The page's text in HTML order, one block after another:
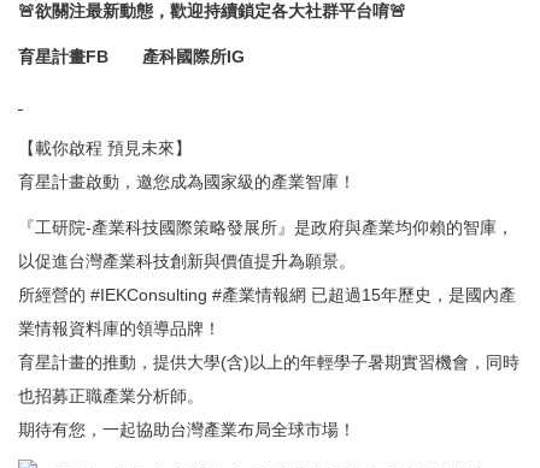
🚨欲關注最新動態，歡迎持續鎖定各大社群平台唷🚨
育星計畫FB 產科國際所IG
【載你啟程 預見未來】
育星計畫啟動，邀您成為國家級的產業智庫！
『工研院-產業科技國際策略發展所』是政府與產業均仰賴的智庫，
以促進台灣產業科技創新與價值提升為願景。
所經營的 #IEKConsulting #產業情報網 已超過15年歷史，是國內產
業情報資料庫的領導品牌！
育星計畫的推動，提供大學(含)以上的年輕學子暑期實習機會，同時
也招募正職產業分析師。
期待有您，一起協助台灣產業布局全球市場！